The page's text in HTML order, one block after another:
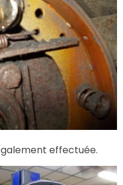
effectuée.